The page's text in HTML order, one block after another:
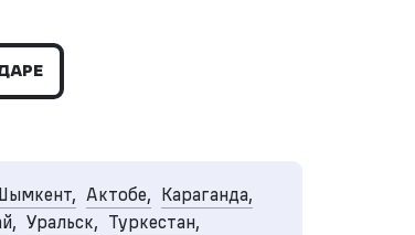
Актобе, Караганда,
Уральск, Туркестан,